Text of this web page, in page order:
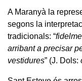
A Maranyà la
segons la
tradicionals: “
arribant a precisar
vestidures” (J. Dols: